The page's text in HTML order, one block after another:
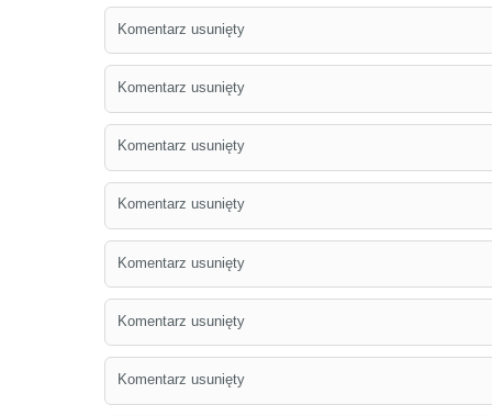
Komentarz usunięty
Komentarz usunięty
Komentarz usunięty
Komentarz usunięty
Komentarz usunięty
Komentarz usunięty
Komentarz usunięty